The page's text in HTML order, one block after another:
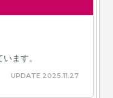
ます。
UPDATE 2025.11.27